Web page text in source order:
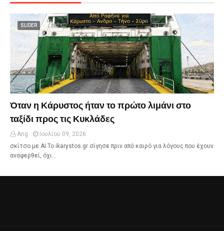
SLIDER
Όταν η Κάρυστος ήταν το πρώτο λιμάνι στο
ταξίδι προς τις Κυκλάδες
Ang
Ιουλίου 09, 2026
σκίτσο με ΑΙ Το ikarystos.gr σίγησε πριν από καιρό για λόγους που έχουν
αναφερθεί, όχι…